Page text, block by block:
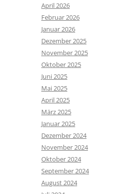
April 2026
Februar 2026
Januar 2026
Dezember 2025
November 2025
Oktober 2025
Juni 2025
Mai 2025
April 2025
März 2025
Januar 2025
Dezember 2024
November 2024
Oktober 2024
September 2024
August 2024